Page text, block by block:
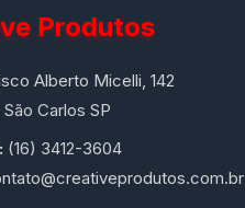
Produtos
Alberto Micelli, 142
Carlos SP
(16) 3412-3604